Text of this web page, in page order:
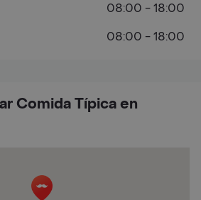
Comida Típica en
08:00 - 18:00
08:00 - 18:00